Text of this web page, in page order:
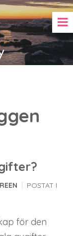
POSTAT I
för den